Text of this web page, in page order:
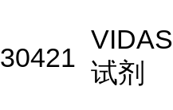
30421
VIDAS
试剂